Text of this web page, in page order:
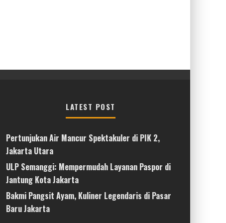
LATEST POST
Pertunjukan Air Mancur Spektakuler di PIK 2,
Jakarta Utara
ULP Semanggi: Mempermudah Layanan Paspor di
Jantung Kota Jakarta
Bakmi Pangsit Ayam, Kuliner Legendaris di Pasar
Baru Jakarta